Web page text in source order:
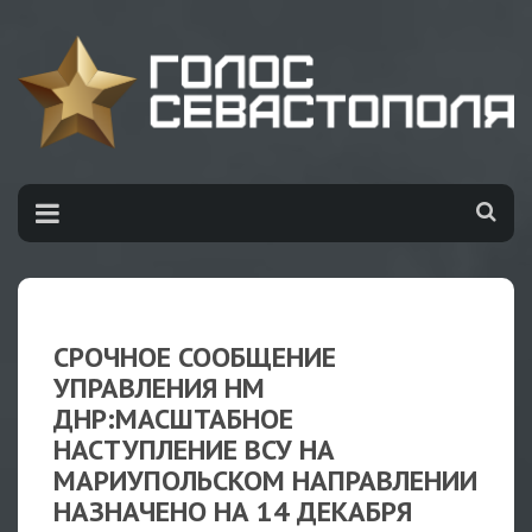
СРОЧНОЕ СООБЩЕНИЕ
УПРАВЛЕНИЯ НМ
ДНР:МАСШТАБНОЕ
НАСТУПЛЕНИЕ ВСУ НА
МАРИУПОЛЬСКОМ НАПРАВЛЕНИИ
НАЗНАЧЕНО НА 14 ДЕКАБРЯ